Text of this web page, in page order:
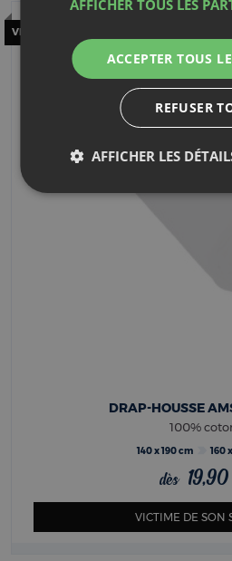
VICTIME DE SON SUCCÈS
DRAP-HOUSSE
100%
140 x 190 cm 160
dès
VICTIME DE SON